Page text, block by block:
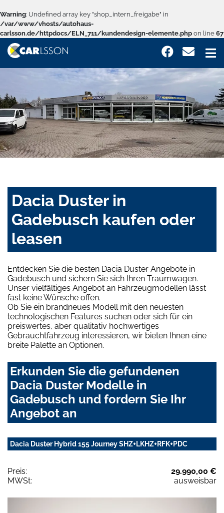
Warning: Undefined array key "shop_intern_freigabe" in
/var/www/vhosts/autohaus-
carlsson.de/httpdocs/ELN_711/kundendesign-elemente.php on line 67
Dacia Duster in
Gadebusch kaufen oder
leasen
Entdecken Sie die besten Dacia Duster Angebote in
Gadebusch und sichern Sie sich Ihren Traumwagen.
Unser vielfältiges Angebot an Fahrzeugmodellen lässt
fast keine Wünsche offen.
Ob Sie ein brandneues Modell mit den neuesten
technologischen Features suchen oder sich für ein
preiswertes, aber qualitativ hochwertiges
Gebrauchtfahrzeug interessieren, wir bieten Ihnen eine
breite Palette an Optionen.
Erkunden Sie die gefundenen
Dacia Duster Modelle in
Gadebusch und fordern Sie Ihr
Angebot an
Dacia Duster Hybrid 155 Journey SHZ+LKHZ+RFK+PDC
Preis:
29.990,00 €
MWSt:
ausweisbar